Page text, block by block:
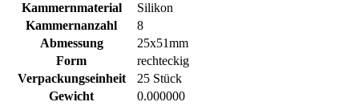
Kammernmaterial
Silikon
Kammernanzahl
8
Abmessung
25x51mm
Form
rechteckig
Verpackungseinheit
25 Stück
Gewicht
0.000000